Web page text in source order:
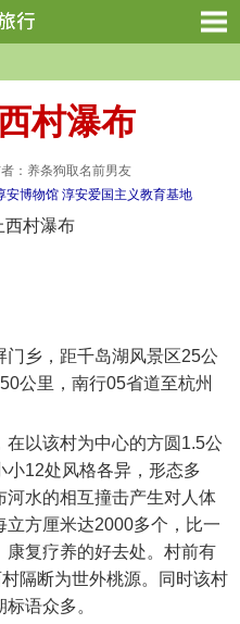
村瀑布
：养条狗取名前男友
安博物馆 淳安爱国主义教育基地
乡，距千岛湖风景区25公
公里，南行05省道至杭州
以该村为中心的方圆1.5公
小12处风格各异，形态多
水的相互撞击产生对人体
方厘米达2000多个，比一
复疗养的好去处。村前有
隔断为世外桃源。同时该村
语众多。